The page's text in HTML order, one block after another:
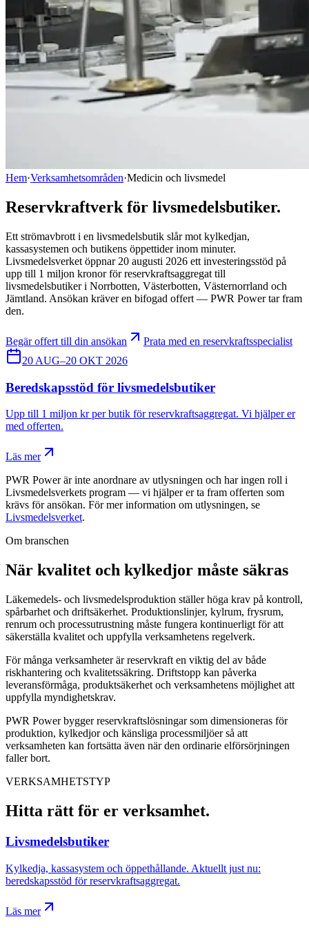
Hem·Verksamhetsområden·Medicin och livsmedel
Reservkraftverk för livsmedelsbutiker.
Ett strömavbrott i en livsmedelsbutik slår mot kylkedjan,
kassasystemen och butikens öppettider inom minuter.
Livsmedelsverket öppnar 20 augusti 2026 ett investeringsstöd på
upp till 1 miljon kronor för reservkraftsaggregat till
livsmedelsbutiker i Norrbotten, Västerbotten, Västernorrland och
Jämtland. Ansökan kräver en bifogad offert — PWR Power tar fram
den.
Begär offert till din ansökan
Prata med en reservkraftsspecialist
20 AUG–20 OKT 2026
Beredskapsstöd för livsmedelsbutiker
Upp till 1 miljon kr per butik för reservkraftsaggregat. Vi hjälper er
med offerten.
Läs mer
PWR Power är inte anordnare av utlysningen och har ingen roll i
Livsmedelsverkets program — vi hjälper er ta fram offerten som
krävs för ansökan. För mer information om utlysningen, se
Livsmedelsverket.
Om branschen
När kvalitet och kylkedjor måste säkras
Läkemedels- och livsmedelsproduktion ställer höga krav på kontroll,
spårbarhet och driftsäkerhet. Produktionslinjer, kylrum, frysrum,
renrum och processutrustning måste fungera kontinuerligt för att
säkerställa kvalitet och uppfylla verksamhetens regelverk.
För många verksamheter är reservkraft en viktig del av både
riskhantering och kvalitetssäkring. Driftstopp kan påverka
leveransförmåga, produktsäkerhet och verksamhetens möjlighet att
uppfylla myndighetskrav.
PWR Power bygger reservkraftslösningar som dimensioneras för
produktion, kylkedjor och känsliga processmiljöer så att
verksamheten kan fortsätta även när den ordinarie elförsörjningen
faller bort.
VERKSAMHETSTYP
Hitta rätt för er verksamhet.
Livsmedelsbutiker
Kylkedja, kassasystem och öppethållande. Aktuellt just nu:
beredskapsstöd för reservkraftsaggregat.
Läs mer